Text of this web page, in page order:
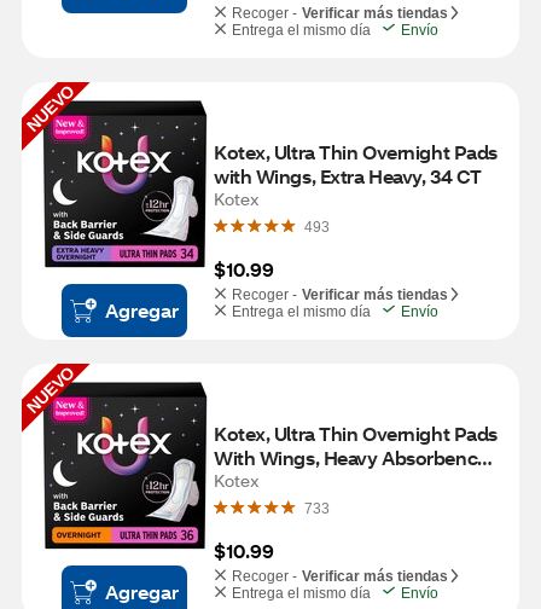
Recoger - Verificar más tiendas
Entrega el mismo día
Envío
NUEVO
Agregar
Kotex, Ultra Thin Overnight Pads
with Wings, Extra Heavy, 34 CT
Kotex
493
$10.99
Recoger - Verificar más tiendas
Entrega el mismo día
Envío
NUEVO
Agregar
Kotex, Ultra Thin Overnight Pads
With Wings, Heavy Absorbency,
36 CT
Kotex
733
$10.99
Recoger - Verificar más tiendas
Entrega el mismo día
Envío